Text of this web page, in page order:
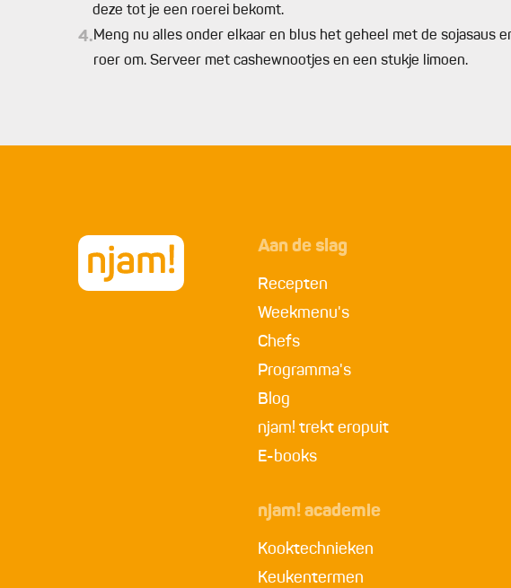
deze tot je een roerei bekomt.
4.Meng nu alles onder elkaar en blus het geheel met de sojasaus
roer om. Serveer met cashewnootjes en een stukje limoen.
Aan de slag
Recepten
Weekmenu's
Chefs
Programma's
Blog
njam! trekt eropuit
E-books
njam! academie
Kooktechnieken
Keukentermen